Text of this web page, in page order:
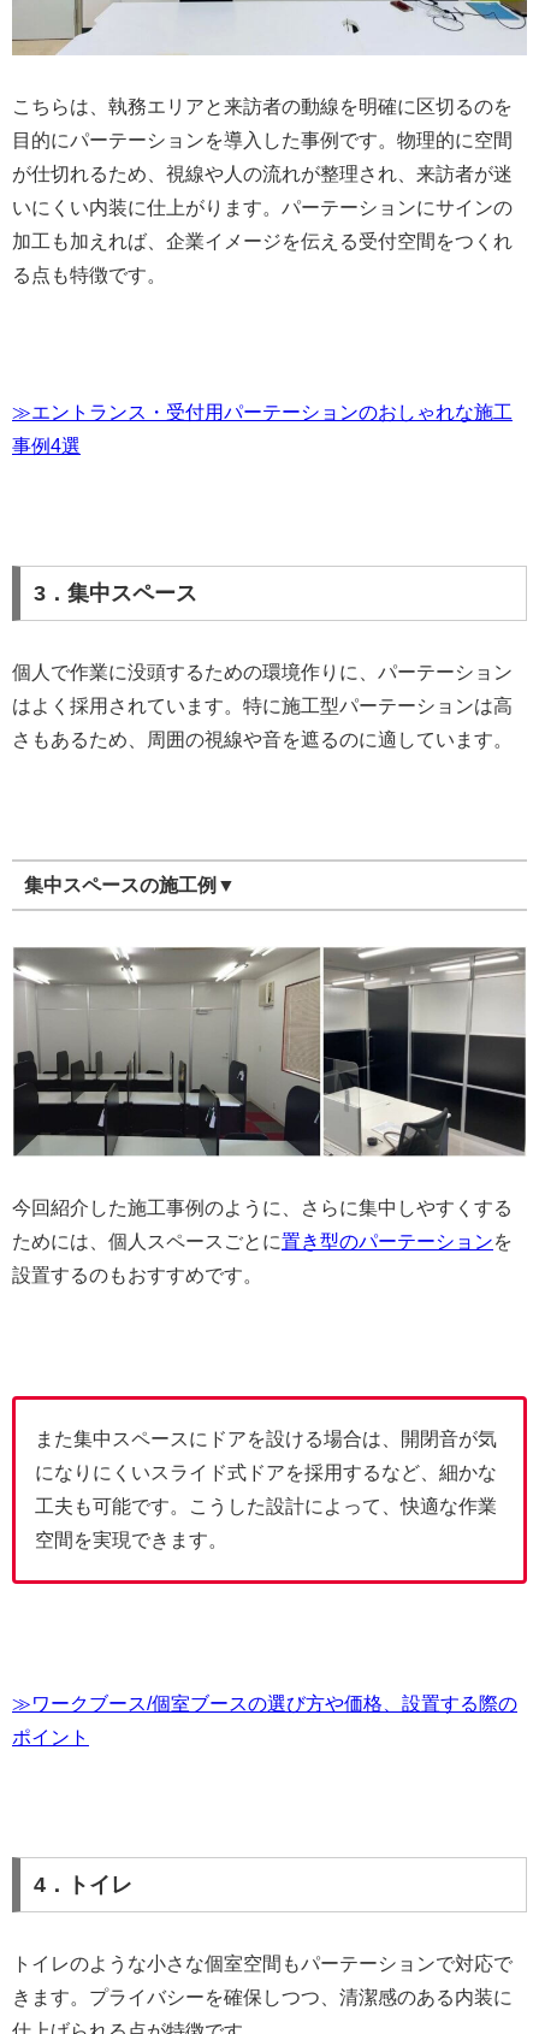
こちらは、執務エリアと来訪者の動線を明確に区切るのを
目的にパーテーションを導入した事例です。物理的に空間
が仕切れるため、視線や人の流れが整理され、来訪者が迷
いにくい内装に仕上がります。パーテーションにサインの
加工も加えれば、企業イメージを伝える受付空間をつくれ
る点も特徴です。
≫エントランス・受付用パーテーションのおしゃれな施工
事例4選
3．集中スペース
個人で作業に没頭するための環境作りに、パーテーション
はよく採用されています。特に施工型パーテーションは高
さもあるため、周囲の視線や音を遮るのに適しています。
集中スペースの施工例▼
今回紹介した施工事例のように、さらに集中しやすくする
ためには、個人スペースごとに置き型のパーテーションを
設置するのもおすすめです。
また集中スペースにドアを設ける場合は、開閉音が気
になりにくいスライド式ドアを採用するなど、細かな
工夫も可能です。こうした設計によって、快適な作業
空間を実現できます。
≫ワークブース/個室ブースの選び方や価格、設置する際の
ポイント
4．トイレ
トイレのような小さな個室空間もパーテーションで対応で
きます。プライバシーを確保しつつ、清潔感のある内装に